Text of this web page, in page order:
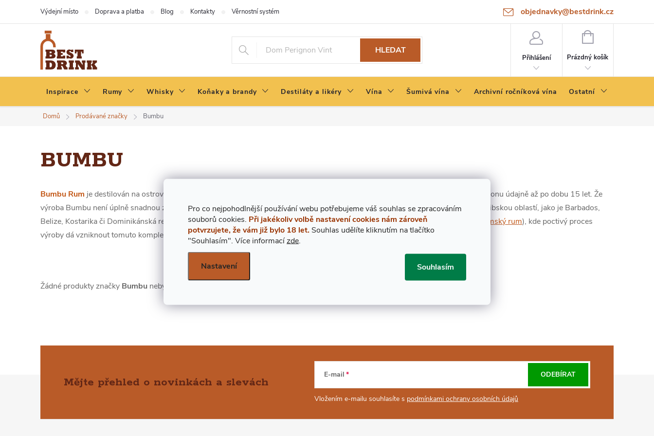
Pro co nejpohodlnější používání webu potřebujeme váš souhlas se zpracováním
souborů cookies. Při jakékoliv volbě nastavení cookies nám zároveň
potvrzujete, že vám již bylo 18 let. Souhlas udělíte kliknutím na tlačítko
"Souhlasím". Více informacízde.
Nastavení Souhlasím
objednavky@bestdrink.cz
Výdejní místo Doprava a platba Blog Kontakty Věrnostní systém
HLEDAT
Přihlášení
NÁKUPNÍ
Prázdný košík
Inspirace Rumy Whisky Koňaky a brandy Destiláty a likéry Vína Šumivá vína Archivní ročníková vína Ostatní
Domů Prodávané značky Bumbu
BUMBU
Bumbu Rum je destilován na ostrově Barbados v palírně
, kde zároveň také tento rum zraje v sudech po bourbonu údajně až po dobu 15 let. Že
výroba Bumbu není úplně snadnou záležitostí dokazuje fakt, že na jeho výrobu je potřeba8 druhů cukrové třtinyze zemí napříč karibskou oblastí, jako je Barbados,
Belize, Kostarika či Dominikánská republika. Vše ostatní ale probíhá na Barbadosu (v případě starší verze X.O. se však jedná o
panamský rum), kde poctivý proces
výroby dá vzniknout tomuto komplexnímu rumu.
Žádné produkty značky Bumbu nebyly nalezeny...
Mějte přehled o novinkách a slevách
E-mail
Vložením e-mailu souhlasíte s podmínkami ochrany osobních údajů
ODEBÍRAT